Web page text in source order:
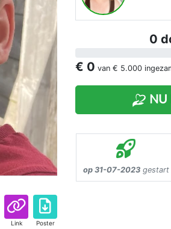
Link Poster
0
€ 0 van € 5.000
NU
op 31-07-2023gestart